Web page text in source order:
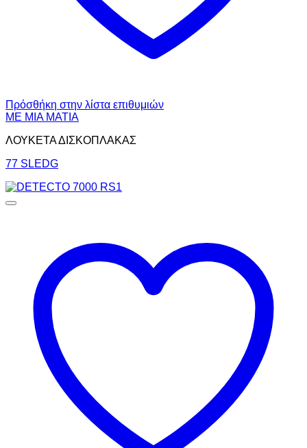
Πρόσθήκη στην λίστα επιθυμιών
ΜΕ ΜΙΑ ΜΑΤΙΑ
ΛΟΥΚΕΤΑ ΔΙΣΚΟΠΛΑΚΑΣ
77 SLEDG